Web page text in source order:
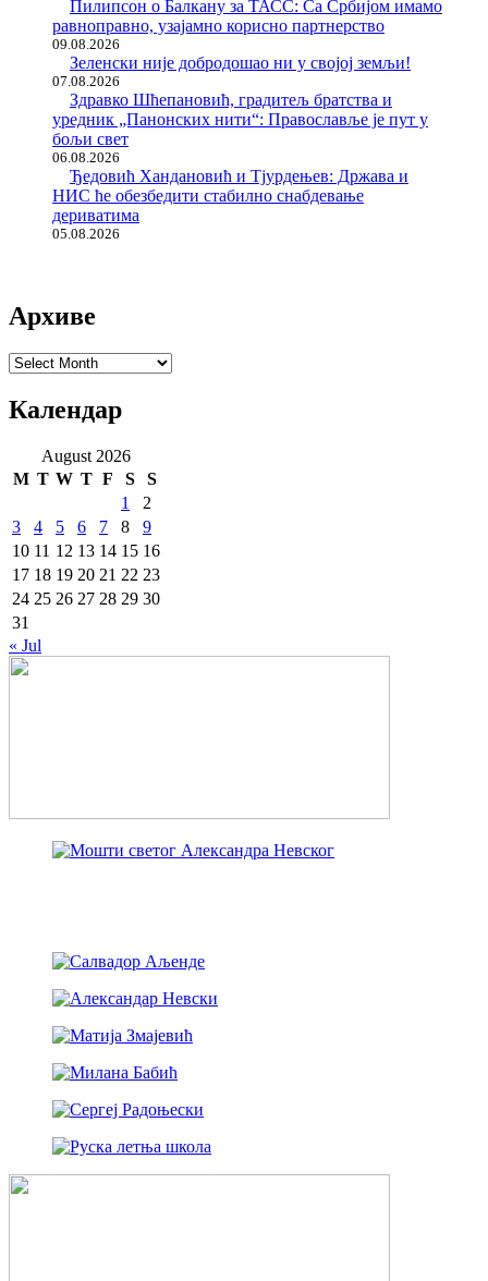
Пилипсон о Балкану за ТАСС: Са Србијом имамо
равноправно, узајамно корисно партнерство
09.08.2026
Зеленски није добродошао ни у својој земљи!
07.08.2026
Здравко Шћепановић, градитељ братства и
уредник „Панонских нити“: Православље је пут у
бољи свет
06.08.2026
Ђедовић Хандановић и Тјурдењев: Држава и
НИС ће обезбедити стабилно снабдевање
дериватима
05.08.2026
Архиве
Архиве
Календар
August 2026
M T W T F S
S
1
2
3
4 5 6 7 8
9
10 11 12 13 14 15 16
17 18 19 20 21 22 23
24 25 26 27 28 29 30
31
« Jul